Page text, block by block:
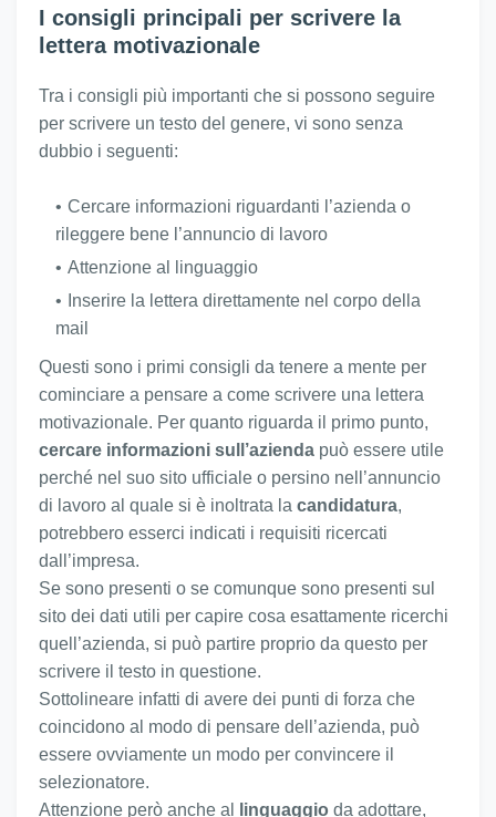
I consigli principali per scrivere la
lettera motivazionale
Tra i consigli più importanti che si possono seguire
per scrivere un testo del genere, vi sono senza
dubbio i seguenti:
Cercare informazioni riguardanti l’azienda o
rileggere bene l’annuncio di lavoro
Attenzione al linguaggio
Inserire la lettera direttamente nel corpo della
mail
Questi sono i primi consigli da tenere a mente per
cominciare a pensare a come scrivere una lettera
motivazionale. Per quanto riguarda il primo punto,
cercare informazioni sull’azienda può essere utile
perché nel suo sito ufficiale o persino nell’annuncio
di lavoro al quale si è inoltrata la candidatura,
potrebbero esserci indicati i requisiti ricercati
dall’impresa.
Se sono presenti o se comunque sono presenti sul
sito dei dati utili per capire cosa esattamente ricerchi
quell’azienda, si può partire proprio da questo per
scrivere il testo in questione.
Sottolineare infatti di avere dei punti di forza che
coincidono al modo di pensare dell’azienda, può
essere ovviamente un modo per convincere il
selezionatore.
Attenzione però anche al
linguaggio da adottare,